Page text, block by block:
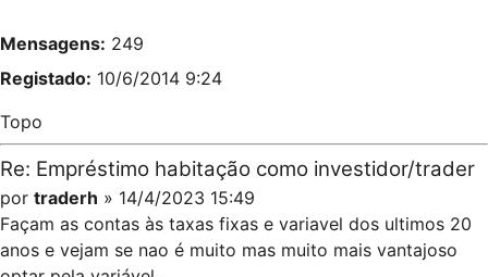
Mensagens: 249
Registado: 10/6/2014 9:24
Topo
Re: Empréstimo habitação como investidor/trader
por traderh » 14/4/2023 15:49
Façam as contas às taxas fixas e variavel dos ultimos 20
anos e vejam se nao é muito mas muito mais vantajoso